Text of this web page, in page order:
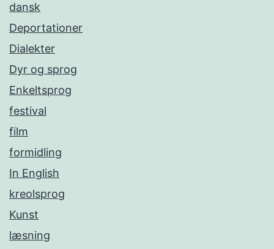
dansk
Deportationer
Dialekter
Dyr og sprog
Enkeltsprog
festival
film
formidling
In English
kreolsprog
Kunst
læsning